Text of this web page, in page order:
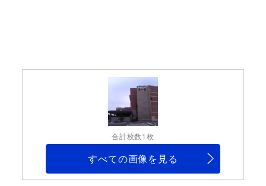
合計枚数1枚
すべての画像を見る